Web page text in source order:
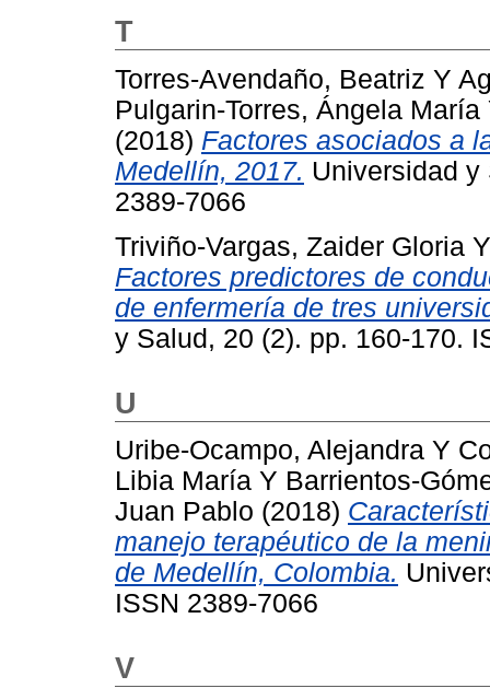
T
Torres-Avendaño, Beatriz Y
Pulgarin-Torres, Ángela María
(2018) Factores asociados a
Medellín, 2017. Universidad y
2389-7066
Triviño-Vargas, Zaider Gloria
Factores predictores de
de enfermería de tres
y Salud, 20 (2). pp. 160-170.
U
Uribe-Ocampo, Alejandra Y
Libia María Y Barrientos-
Juan Pablo (2018)
manejo terapéutico de la
de Medellín, Colombia.
ISSN 2389-7066
V